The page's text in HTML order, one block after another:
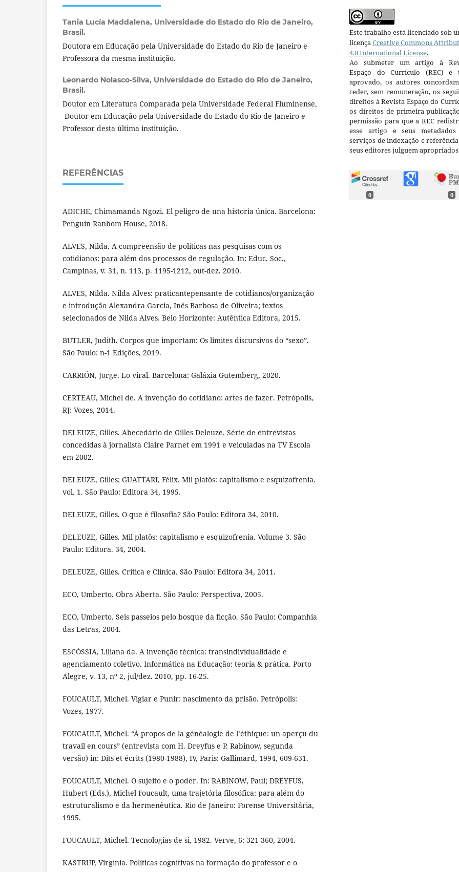
Tania Lucía Maddalena, Universidade do Estado do Rio de Janeiro,
Brasil.
Doutora em Educação pela Universidade do Estado do Rio de Janeiro e
Professora da mesma instituição.
Leonardo Nolasco-Silva, Universidade do Estado do Rio de Janeiro,
Brasil.
Doutor em Literatura Comparada pela Universidade Federal Fluminense,
Doutor em Educação pela Universidade do Estado do Rio de Janeiro e
Professor desta última instituição.
REFERÊNCIAS
ADICHE, Chimamanda Ngozi. El peligro de una historia única. Barcelona:
Penguin Ranbom House, 2018.
ALVES, Nilda. A compreensão de políticas nas pesquisas com os
cotidianos: para além dos processos de regulação. In: Educ. Soc.,
Campinas, v. 31, n. 113, p. 1195-1212, out-dez. 2010.
ALVES, Nilda. Nilda Alves: praticantepensante de cotidianos/organização
e introdução Alexandra Garcia, Inês Barbosa de Oliveira; textos
selecionados de Nilda Alves. Belo Horizonte: Autêntica Editora, 2015.
BUTLER, Judith. Corpos que importam: Os limites discursivos do “sexo”.
São Paulo: n-1 Edições, 2019.
CARRIÓN, Jorge. Lo viral. Barcelona: Galáxia Gutemberg, 2020.
CERTEAU, Michel de. A invenção do cotidiano: artes de fazer. Petrópolis,
RJ: Vozes, 2014.
DELEUZE, Gilles. Abecedário de Gilles Deleuze. Série de entrevistas
concedidas à jornalista Claire Parnet em 1991 e veiculadas na TV Escola
em 2002.
DELEUZE, Gilles; GUATTARI, Félix. Mil platôs: capitalismo e esquizofrenia.
vol. 1. São Paulo: Editora 34, 1995.
DELEUZE, Gilles. O que é filosofia? São Paulo: Editora 34, 2010.
DELEUZE, Gilles. Mil platôs: capitalismo e esquizofrenia. Volume 3. São
Paulo: Editora. 34, 2004.
DELEUZE, Gilles. Crítica e Clínica. São Paulo: Editora 34, 2011.
ECO, Umberto. Obra Aberta. São Paulo: Perspectiva, 2005.
ECO, Umberto. Seis passeios pelo bosque da ficção. São Paulo: Companhia
das Letras, 2004.
ESCÓSSIA, Liliana da. A invenção técnica: transindividualidade e
agenciamento coletivo. Informática na Educação: teoria & prática. Porto
Alegre, v. 13, nº 2, jul/dez. 2010, pp. 16-25.
FOUCAULT, Michel. Vigiar e Punir: nascimento da prisão. Petrópolis:
Vozes, 1977.
FOUCAULT, Michel. “À propos de la généalogie de l’éthique: un aperçu du
travail en cours” (entrevista com H. Dreyfus e P. Rabinow, segunda
versão) in: Dits et écrits (1980-1988), IV, Paris: Gallimard, 1994, 609-631.
FOUCAULT, Michel. O sujeito e o poder. In: RABINOW, Paul; DREYFUS,
Hubert (Eds.), Michel Foucault, uma trajetória filosófica: para além do
estruturalismo e da hermenêutica. Rio de Janeiro: Forense Universitária,
1995.
FOUCAULT, Michel. Tecnologias de si, 1982. Verve, 6: 321-360, 2004.
KASTRUP, Virgínia. Políticas cognitivas na formação do professor e o
Este trabalho está licenciado sob
licençaCreative Commons
4.0 International License.
Ao submeter um artigo à
Espaço do Currículo (REC) e
aprovado, os autores
ceder, sem remuneração, os
direitos à Revista Espaço do
os direitos de primeira
permissão para que a REC
esse artigo e seus metadados
serviços de indexação e
seus editores julguem
0 0